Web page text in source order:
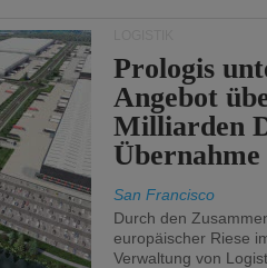
Prologis
Angebot
Milliarden
Übernahme
San Francisco
Durch den
europäischer Riese
Verwaltung von